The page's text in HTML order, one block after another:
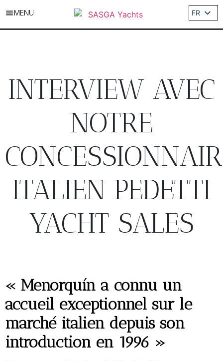
MENU
FR
ES
INTERVIEW AVEC
NOTRE
ITALIEN PEDETTI
YACHT SALES
« Menorquín a connu un
accueil exceptionnel sur le
marché italien depuis son
introduction en 1996 »